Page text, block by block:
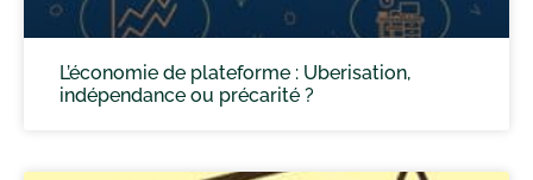
L’économie de plateforme : Uberisation,
indépendance ou précarité ?